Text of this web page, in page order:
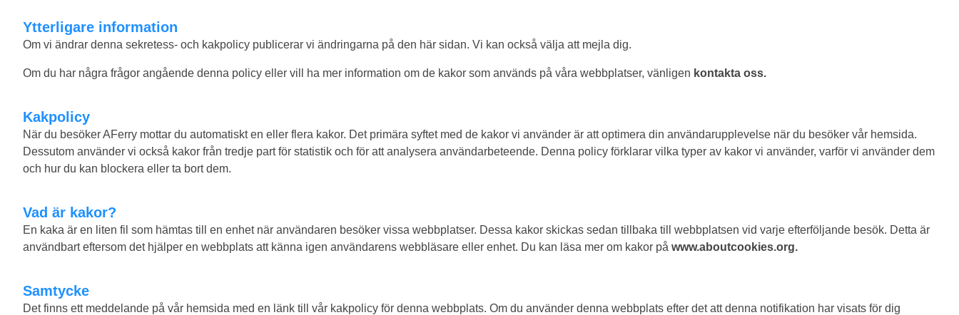
Ytterligare information
Om vi ändrar denna sekretess- och kakpolicy publicerar vi ändringarna på den här sidan. Vi kan också välja att mejla dig.
Om du har några frågor angående denna policy eller vill ha mer information om de kakor som används på våra webbplatser, vänligen kontakta oss.
Kakpolicy
När du besöker AFerry mottar du automatiskt en eller flera kakor. Det primära syftet med de kakor vi använder är att optimera din användarupplevelse när du besöker vår hemsida.
Dessutom använder vi också kakor från tredje part för statistik och för att analysera användarbeteende. Denna policy förklarar vilka typer av kakor vi använder, varför vi använder dem
och hur du kan blockera eller ta bort dem.
Vad är kakor?
En kaka är en liten fil som hämtas till en enhet när användaren besöker vissa webbplatser. Dessa kakor skickas sedan tillbaka till webbplatsen vid varje efterföljande besök. Detta är
användbart eftersom det hjälper en webbplats att känna igen användarens webbläsare eller enhet. Du kan läsa mer om kakor på www.aboutcookies.org.
Samtycke
Det finns ett meddelande på vår hemsida med en länk till vår kakpolicy för denna webbplats. Om du använder denna webbplats efter det att denna notifikation har visats för dig